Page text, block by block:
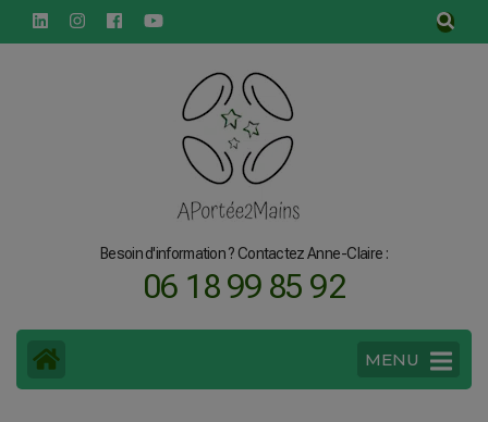
principal
Besoin d'information ? Contactez Anne-Claire :
06 18 99 85 92
MENU